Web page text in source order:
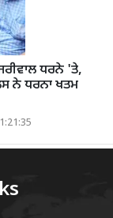
ਧਰਨੇ 'ਤੇ,
ਨੇ ਧਰਨਾ ਖਤਮ